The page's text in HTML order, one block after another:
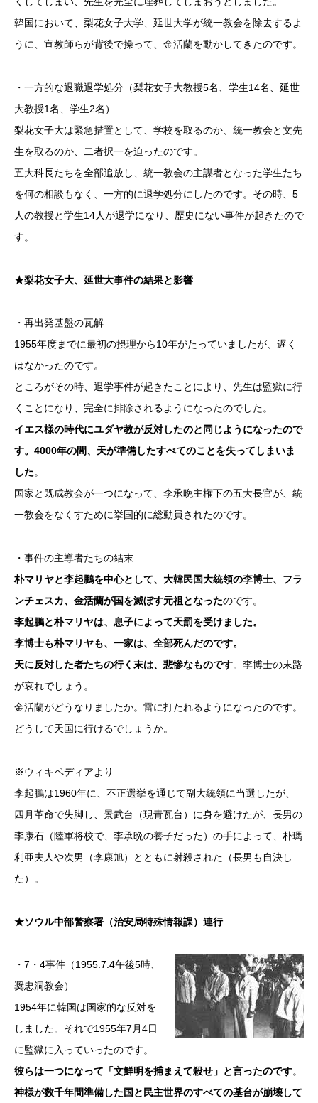
韓国において、梨花女子大学、延世大学が統一教会を除去するよ
うに、宣教師らが背後で操って、金活蘭を動かしてきたのです。
・一方的な退職退学処分（梨花女子大教授5名、学生14名、延世
大教授1名、学生2名）
梨花女子大は緊急措置として、学校を取るのか、統一教会と文先
生を取るのか、二者択一を迫ったのです。
五大科長たちを全部追放し、統一教会の主謀者となった学生たち
を何の相談もなく、一方的に退学処分にしたのです。その時、5
人の教授と学生14人が退学になり、歴史にない事件が起きたので
す。
★梨花女子大、延世大事件の結果と影響
・再出発基盤の瓦解
1955年度までに最初の摂理から10年がたっていましたが、遅く
はなかったのです。
ところがその時、退学事件が起きたことにより、先生は監獄に行
くことになり、完全に排除されるようになったのでした。
イエス様の時代にユダヤ教が反対したのと同じようになったので
す。4000年の間、天が準備したすべてのことを失ってしまいま
した。
国家と既成教会が一つになって、李承晩主権下の五大長官が、統
一教会をなくすために挙国的に総動員されたのです。
・事件の主導者たちの結末
朴マリヤと李起鵬を中心として、大韓民国大統領の李博士、フラ
ンチェスカ、金活蘭が国を滅ぼす元祖となったのです。
李起鵬と朴マリヤは、息子によって天罰を受けました。
李博士も朴マリヤも、一家は、全部死んだのです。
天に反対した者たちの行く末は、悲惨なものです。李博士の末路
が哀れでしょう。
金活蘭がどうなりましたか。雷に打たれるようになったのです。
どうして天国に行けるでしょうか。
※ウィキペディアより
李起鵬は1960年に、不正選挙を通じて副大統領に当選したが、
四月革命で失脚し、景武台（現青瓦台）に身を避けたが、長男の
李康石（陸軍将校で、李承晩の養子だった）の手によって、朴瑪
利亜夫人や次男（李康旭）とともに射殺された（長男も自決し
た）。
★ソウル中部警察署（治安局特殊情報課）連行
・7・4事件（1955.7.4午後5時、
奨忠洞教会）
1954年に韓国は国家的な反対を
しました。それで1955年7月4日
に監獄に入っていったのです。
彼らは一つになって「文鮮明を捕まえて殺せ」と言ったのです。
神様が数千年間準備した国と民主世界のすべての基台が崩壊して